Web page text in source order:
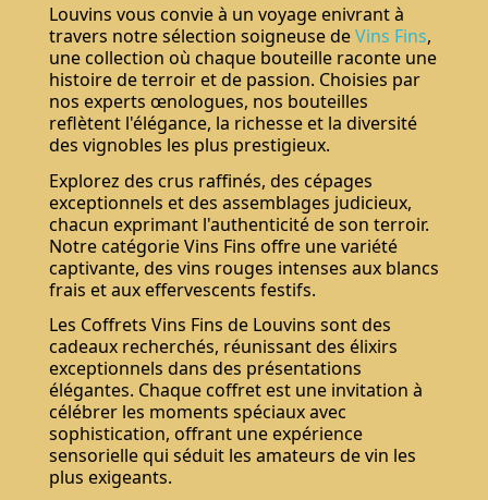
Louvins vous convie à un voyage enivrant à
travers notre sélection soigneuse deVins Fins,
une collection où chaque bouteille raconte une
histoire de terroir et de passion. Choisies par
nos experts œnologues, nos bouteilles
reflètent l'élégance, la richesse et la diversité
des vignobles les plus prestigieux.
Explorez des crus raffinés, des cépages
exceptionnels et des assemblages judicieux,
chacun exprimant l'authenticité de son terroir.
Notre catégorie Vins Fins offre une variété
captivante, des vins rouges intenses aux blancs
frais et aux effervescents festifs.
Les Coffrets Vins Fins de Louvins sont des
cadeaux recherchés, réunissant des élixirs
exceptionnels dans des présentations
élégantes. Chaque coffret est une invitation à
célébrer les moments spéciaux avec
sophistication, offrant une expérience
sensorielle qui séduit les amateurs de vin les
plus exigeants.